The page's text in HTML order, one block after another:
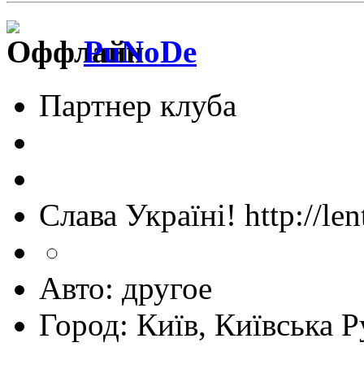
PuNoDe
Партнер клуба
Слава Україні! http://
Авто: другое
Город: Київ, Київська